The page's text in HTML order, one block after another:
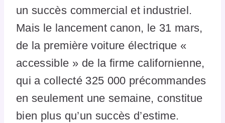
un succès commercial et industriel.
Mais le lancement canon, le 31 mars,
de la première voiture électrique «
accessible » de la firme californienne,
qui a collecté 325 000 précommandes
en seulement une semaine, constitue
bien plus qu’un succès d’estime.